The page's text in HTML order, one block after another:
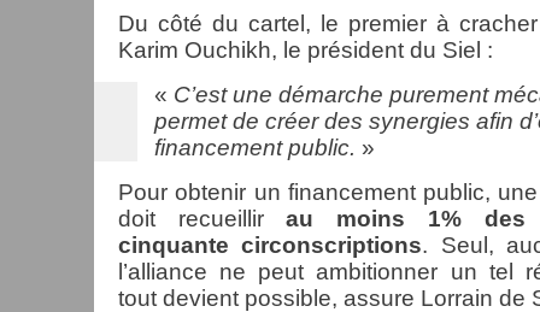
Du côté du cartel, le premier à
Karim Ouchikh, le président du Siel :
« C’est une démarche purement
permet de créer des synergies afin
financement public. »
Pour obtenir un financement public,
doit recueillirau moins 1% des
cinquante circonscriptions. Seul,
l’alliance ne peut ambitionner un tel
tout devient possible, assure Lorrain de